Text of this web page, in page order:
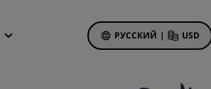
РУССКИЙ | USD